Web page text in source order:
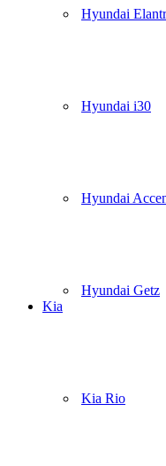
Hyundai
Hyundai i30
Hyundai
Hyundai Getz
Kia
Kia Rio